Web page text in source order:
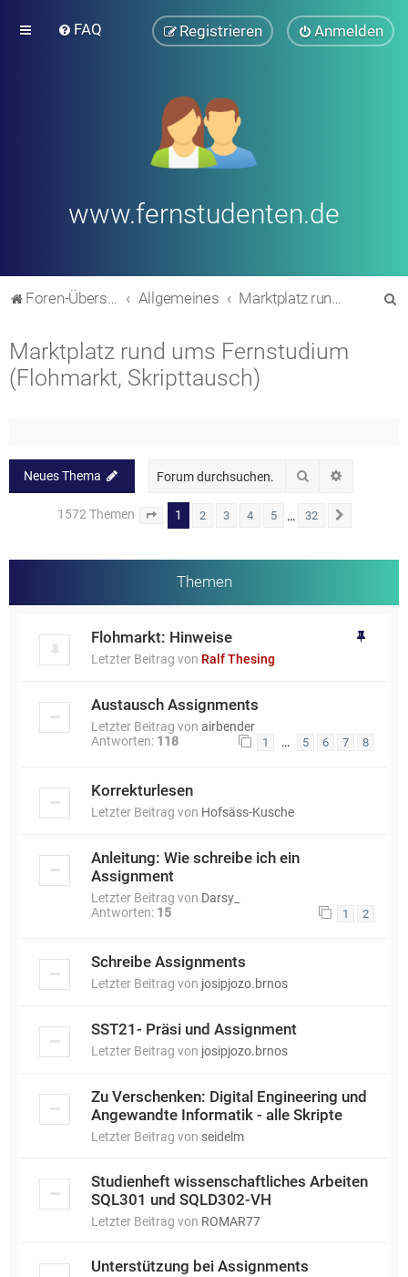
FAQ Anmelden
Registrieren
www.fernstudenten.de
Foren-Übersicht Allgemeines Marktplatz rund ums Fernstudium (Flohmarkt, Skripttausch)
Marktplatz rund ums Fernstudium
(Flohmarkt, Skripttausch)
Neues Thema Suche
1572 Themen Seite von 32
1 2 3 4 5 … 32
Themen
Flohmarkt: Hinweise
Letzter Beitrag von Ralf Thesing
Austausch Assignments
Letzter Beitrag von airbender
Antworten: 118 1 … 5 6 7 8
Korrekturlesen
Letzter Beitrag von Hofsäss-Kusche
Anleitung: Wie schreibe ich ein
Assignment
Letzter Beitrag von Darsy_
Antworten: 15 1 2
Schreibe Assignments
Letzter Beitrag von josipjozo.brnos
SST21- Präsi und Assignment
Letzter Beitrag von josipjozo.brnos
Zu Verschenken: Digital Engineering und
Angewandte Informatik - alle Skripte
Letzter Beitrag von seidelm
Studienheft wissenschaftliches Arbeiten
SQL301 und SQLD302-VH
Letzter Beitrag von ROMAR77
Unterstützung bei Assignments